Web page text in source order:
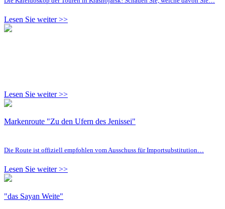
Lesen Sie weiter >>
Lesen Sie weiter >>
Markenroute "Zu den Ufern des Jenissei"
Die Route ist offiziell empfohlen vom Ausschuss für Importsubstitution…
Lesen Sie weiter >>
"das Sayan Weite"